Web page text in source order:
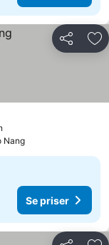
Del
Nang
Se priser